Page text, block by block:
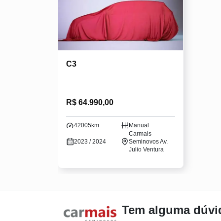
C3
R$ 64.990,00
42005km Manual
2023 / 2024
Carmais
Seminovos Av.
Julio Ventura
Tem alguma